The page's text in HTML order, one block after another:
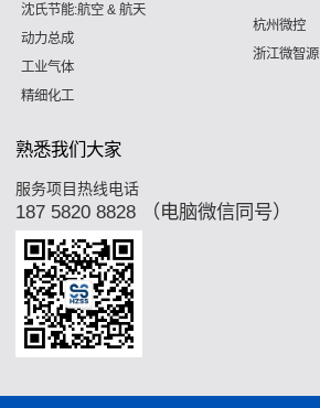
沈氏节能:航空 & 航天
动力总成
工业气体
精细化工
杭州微控
浙江微智源
熟悉我们大家
服务项目热线电话
187 5820 8828 （电脑微信同号）